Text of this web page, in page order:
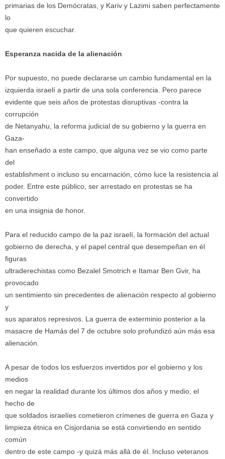
primarias de los Demócratas, y Kariv y Lazimi saben perfectamente
lo
que quieren escuchar.
Esperanza nacida de la alienación
Por supuesto, no puede declararse un cambio fundamental en la
izquierda israelí a partir de una sola conferencia. Pero parece
evidente que seis años de protestas disruptivas -contra la
corrupción
de Netanyahu, la reforma judicial de su gobierno y la guerra en
Gaza-
han enseñado a este campo, que alguna vez se vio como parte
del
establishment o incluso su encarnación, cómo luce la resistencia al
poder. Entre este público, ser arrestado en protestas se ha
convertido
en una insignia de honor.
Para el reducido campo de la paz israelí, la formación del actual
gobierno de derecha, y el papel central que desempeñan en él
figuras
ultraderechistas como Bezalel Smotrich e Itamar Ben Gvir, ha
provocado
un sentimiento sin precedentes de alienación respecto al gobierno
y
sus aparatos represivos. La guerra de exterminio posterior a la
masacre de Hamás del 7 de octubre solo profundizó aún más esa
alienación.
A pesar de todos los esfuerzos invertidos por el gobierno y los
medios
en negar la realidad durante los últimos dos años y medio, el
hecho de
que soldados israelíes cometieron crímenes de guerra en Gaza y
limpieza étnica en Cisjordania se está convirtiendo en sentido
común
dentro de este campo -y quizá más allá de él. Incluso veteranos